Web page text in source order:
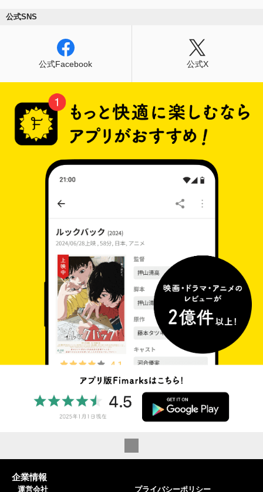
公式SNS
公式Facebook 公式X
企業情報
運営会社 プライバシーポリシー